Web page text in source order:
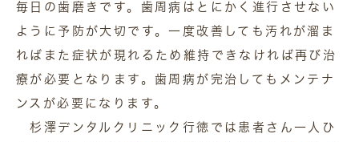
毎日の歯磨きです。歯周病はとにかく進行させない
ように予防が大切です。一度改善しても汚れが溜ま
ればまた症状が現れるため維持できなければ再び治
療が必要となります。歯周病が完治してもメンテナ
ンスが必要になります。
杉澤デンタルクリニック行徳では患者さん一人ひ